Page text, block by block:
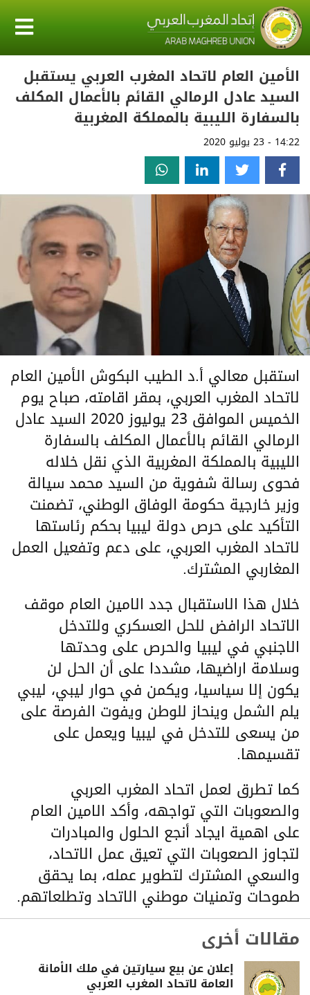
الأمين العام لاتحاد المغرب العربي يستقبل
السيد عادل الرمالي القائم بالأعمال المكلف
بالسفارة الليبية بالمملكة المغربية
14:22 - 23 يوليو 2020
استقبل معالي أ.د الطيب البكوش الأمين العام
لاتحاد المغرب العربي، بمقر اقامته، صباح يوم
الخميس الموافق 23 يوليوز 2020 السيد عادل
الرمالي القائم بالأعمال المكلف بالسفارة
الليبية بالمملكة المغربية الذي نقل خلاله
فحوى رسالة شفوية من السيد محمد سيالة
وزير خارجية حكومة الوفاق الوطني، تضمنت
التأكيد على حرص دولة ليبيا بحكم رئاستها
لاتحاد المغرب العربي، على دعم وتفعيل العمل
المغاربي المشترك.
خلال هذا الاستقبال جدد الامين العام موقف
الاتحاد الرافض للحل العسكري وللتدخل
الاجنبي في ليبيا والحرص على وحدتها
وسلامة اراضيها، مشددا على أن الحل لن
يكون إلا سياسيا، ويكمن في حوار ليبي، ليبي
يلم الشمل وينحاز للوطن ويفوت الفرصة على
من يسعى للتدخل في ليبيا ويعمل على
تقسيمها.
كما تطرق لعمل اتحاد المغرب العربي
والصعوبات التي تواجهه، وأكد الامين العام
على اهمية ايجاد أنجع الحلول والمبادرات
لتجاوز الصعوبات التي تعيق عمل الاتحاد،
والسعي المشترك لتطوير عمله، بما يحقق
طموحات وتمنيات موطني الاتحاد وتطلعاتهم.
مقالات أخرى
إعلان عن بيع سيارتين في ملك الأمانة
العامة لاتحاد المغرب العربي